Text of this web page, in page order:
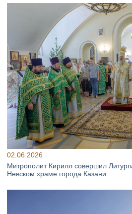
02.06.2026
Митрополит Кирилл совершил
Невском храме города Казани